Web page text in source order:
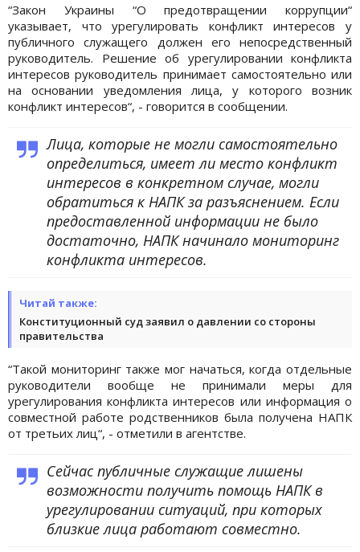
“Закон Украины “О предотвращении коррупции“
указывает, что урегулировать конфликт интересов у
публичного служащего должен его непосредственный
руководитель. Решение об урегулировании конфликта
интересов руководитель принимает самостоятельно или
на основании уведомления лица, у которого возник
конфликт интересов“, - говорится в сообщении.
Лица, которые не могли самостоятельно
определиться, имеет ли место конфликт
интересов в конкретном случае, могли
обратиться к НАПК за разъяснением. Если
предоставленной информации не было
достаточно, НАПК начинало мониторинг
конфликта интересов.
Читай также:
Конституционный суд заявил о давлении со стороны
правительства
“Такой мониторинг также мог начаться, когда отдельные
руководители вообще не принимали меры для
урегулирования конфликта интересов или информация о
совместной работе родственников была получена НАПК
от третьих лиц“, - отметили в агентстве.
Сейчас публичные служащие лишены
возможности получить помощь НАПК в
урегулировании ситуаций, при которых
близкие лица работают совместно.